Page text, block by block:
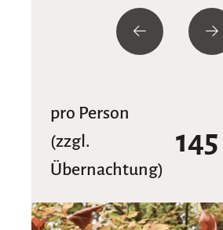
pro Person
(zzgl.
Übernachtung)
145